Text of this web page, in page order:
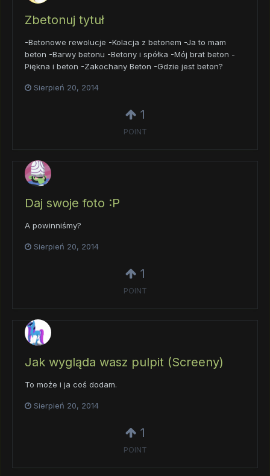
Zbetonuj tytuł
-Betonowe rewolucje -Kolacja z betonem -Ja to mam
beton -Barwy betonu -Betony i spółka -Mój brat beton -
Piękna i beton -Zakochany Beton -Gdzie jest beton?
Sierpień 20, 2014
1
POINT
Daj swoje foto :P
A powinniśmy?
Sierpień 20, 2014
1
POINT
Jak wygląda wasz pulpit (Screeny)
To może i ja coś dodam.
Sierpień 20, 2014
1
POINT